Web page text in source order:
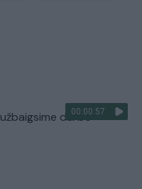
00:00:57
darbo